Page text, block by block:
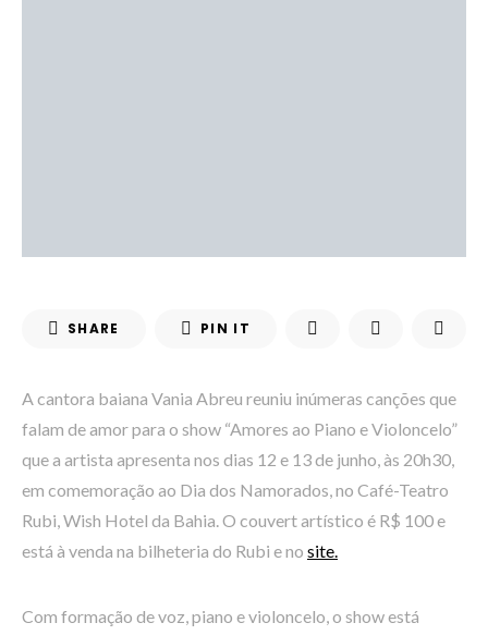
SHARE PIN IT
A cantora baiana Vania Abreu reuniu inúmeras canções que
falam de amor para o show “Amores ao Piano e Violoncelo”
que a artista apresenta nos dias 12 e 13 de junho, às 20h30,
em comemoração ao Dia dos Namorados, no Café-Teatro
Rubi, Wish Hotel da Bahia. O couvert artístico é R$ 100 e
está à venda na bilheteria do Rubi e no site.
Com formação de voz, piano e violoncelo, o show está